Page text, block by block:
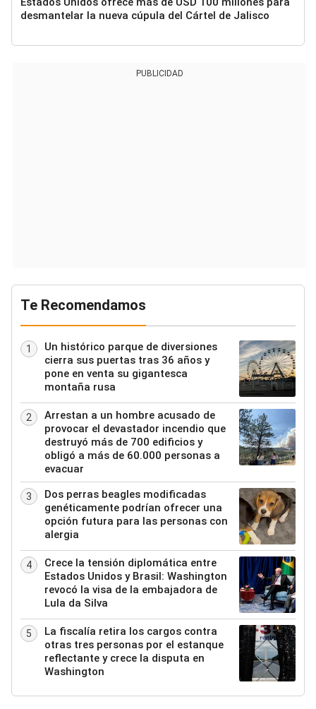
desmantelar la nueva cúpula del Cártel de Jalisco
PUBLICIDAD
Te Recomendamos
1
Un histórico parque de diversiones
cierra sus puertas tras 36 años y
pone en venta su gigantesca
montaña rusa
2
Arrestan a un hombre acusado de
provocar el devastador incendio que
destruyó más de 700 edificios y
obligó a más de 60.000 personas a
evacuar
3
Dos perras beagles modificadas
genéticamente podrían ofrecer una
opción futura para las personas con
alergia
4
Crece la tensión diplomática entre
Estados Unidos y Brasil: Washington
revocó la visa de la embajadora de
Lula da Silva
5
La fiscalía retira los cargos contra
otras tres personas por el estanque
reflectante y crece la disputa en
Washington